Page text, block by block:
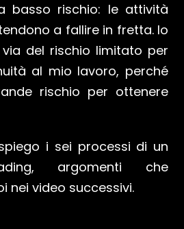
basso rischio: le attività
a fallire in fretta. Io
del rischio limitato per
al mio lavoro, perché
rischio per ottenere
i sei processi di un
argomenti che
nei video successivi.